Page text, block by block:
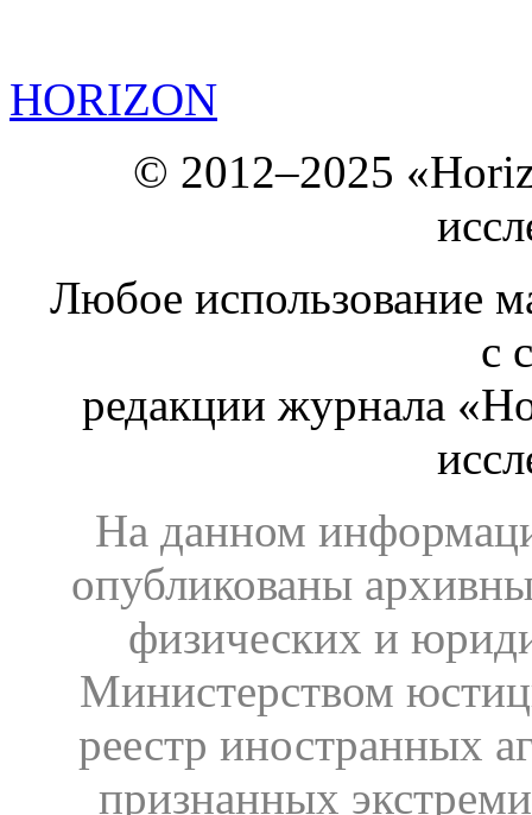
HORIZON
© 2012–2025
Любое использование
с
редакции журнала
На данном
опубликованы
физических и
Министерством
реестр иностранных
признанных